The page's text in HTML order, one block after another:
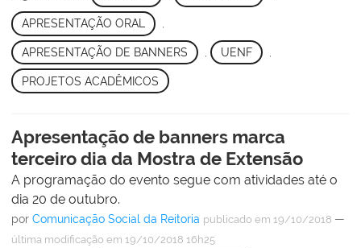
APRESENTAÇÃO ORAL
APRESENTAÇÃO DE BANNERS UENF
PROJETOS ACADÊMICOS
Apresentação de banners marca
terceiro dia da Mostra de Extensão
A programação do evento segue com atividades até o
dia 20 de outubro.
por Comunicação Social da Reitoria publicado em 19/10/2018 —
última modificação em 19/10/2018 16h25